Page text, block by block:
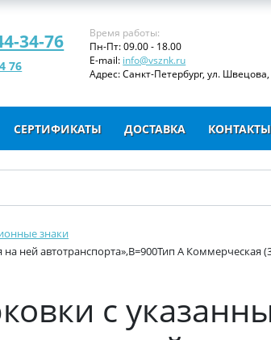
34-76
76
Время работы:
Пн-Пт: 09.00 - 18.00
E-mail: info@vsznk.ru
Адрес: Санкт-Петербург, ул.
СЕРТИФИКАТЫ ДОСТАВКА КОНТАКТЫ
знаки
ней автотранспорта»,B=900Тип А Коммерческая
с